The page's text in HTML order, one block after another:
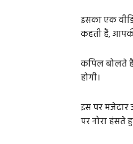
इसका एक
कहती हैं,
कपिल बोलते
होगी।
इस पर मजेदार
पर नोरा हंसते